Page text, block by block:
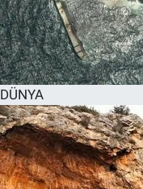
DÜNYA